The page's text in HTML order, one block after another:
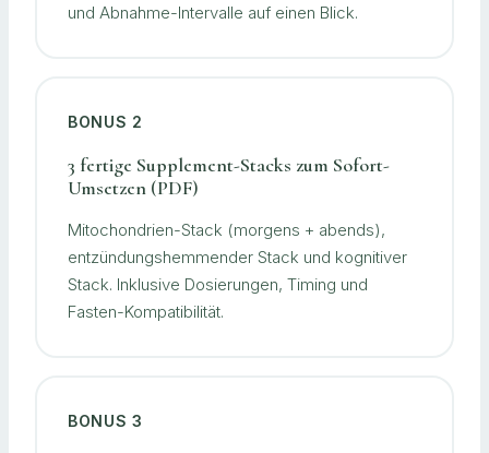
und Abnahme-Intervalle auf einen Blick.
BONUS 2
3 fertige Supplement-Stacks zum Sofort-
Umsetzen (PDF)
Mitochondrien-Stack (morgens + abends),
entzündungshemmender Stack und kognitiver
Stack. Inklusive Dosierungen, Timing und
Fasten-Kompatibilität.
BONUS 3